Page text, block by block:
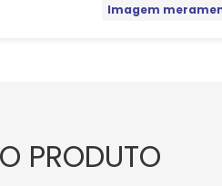
Imagem
PRODUTO